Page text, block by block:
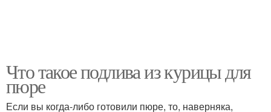
Что такое подлива из курицы для
пюре
Если вы когда-либо готовили пюре, то, наверняка,